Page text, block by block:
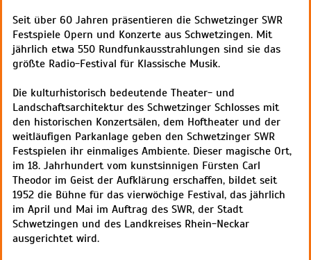
Seit über 60 Jahren präsentieren die Schwetzinger SWR
Festspiele Opern und Konzerte aus Schwetzingen. Mit
jährlich etwa 550 Rundfunkausstrahlungen sind sie das
größte Radio-Festival für Klassische Musik.
Die kulturhistorisch bedeutende Theater- und
Landschaftsarchitektur des Schwetzinger Schlosses mit
den historischen Konzertsälen, dem Hoftheater und der
weitläufigen Parkanlage geben den Schwetzinger SWR
Festspielen ihr einmaliges Ambiente. Dieser magische Ort,
im 18. Jahrhundert vom kunstsinnigen Fürsten Carl
Theodor im Geist der Aufklärung erschaffen, bildet seit
1952 die Bühne für das vierwöchige Festival, das jährlich
im April und Mai im Auftrag des SWR, der Stadt
Schwetzingen und des Landkreises Rhein-Neckar
ausgerichtet wird.